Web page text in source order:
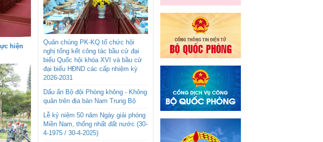
hiện
Quân chủng PK-KQ tổ chức hội
nghị tổng kết công tác bầu cử đại
biểu Quốc hội khóa XVI và bầu cử
đại biểu HĐND các cấp nhiệm kỳ
2026-2031
Dấu ấn Bộ đội Phòng không - Không
quân trên địa bàn Nam Trung Bộ
Lễ kỷ niệm 50 năm Ngày giải phóng
Miền Nam, thống nhất đất nước (30-
4-1975 / 30-4-2025)